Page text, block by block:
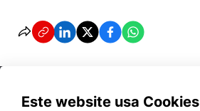
Este website usa Cookies